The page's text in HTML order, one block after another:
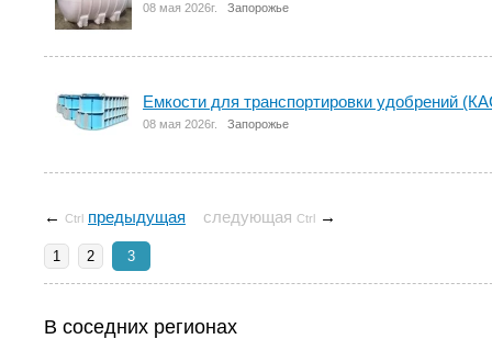
08 мая 2026г. Запорожье
Емкости для транспортировки удобрений
08 мая 2026г. Запорожье
← Ctrl предыдущая следующая Ctrl →
1 2 3
В соседних регионах